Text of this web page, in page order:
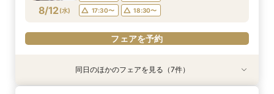
フェアを予約
フェアを予約
フェアを予約
フェアを予約
フェアを予約
フェアを予約
8/12(水)
17:30〜
18:30〜
フェアを予約
特典あり
特典あり
特典あり
特典あり
特典あり
特典あり
特典あり同日のほかのフェアを見る（7件）